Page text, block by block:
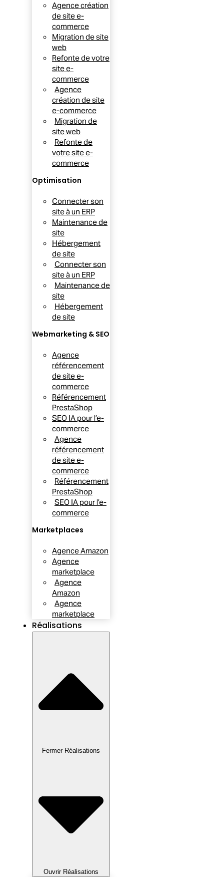
Agence création
de site e-
commerce
Migration de site
web
Refonte de votre
site e-
commerce
Agence
création de site
e-commerce
Migration de
site web
Refonte de
votre site e-
commerce
Optimisation
Connecter son
site à un ERP
Maintenance de
site
Hébergement
de site
Connecter son
site à un ERP
Maintenance de
site
Hébergement
de site
Webmarketing & SEO
Agence
référencement
de site e-
commerce
Référencement
PrestaShop
SEO IA pour l’e-
commerce
Agence
référencement
de site e-
commerce
Référencement
PrestaShop
SEO IA pour l’e-
commerce
Marketplaces
Agence Amazon
Agence
marketplace
Agence
Amazon
Agence
marketplace
Réalisations
Fermer Réalisations
Ouvrir Réalisations